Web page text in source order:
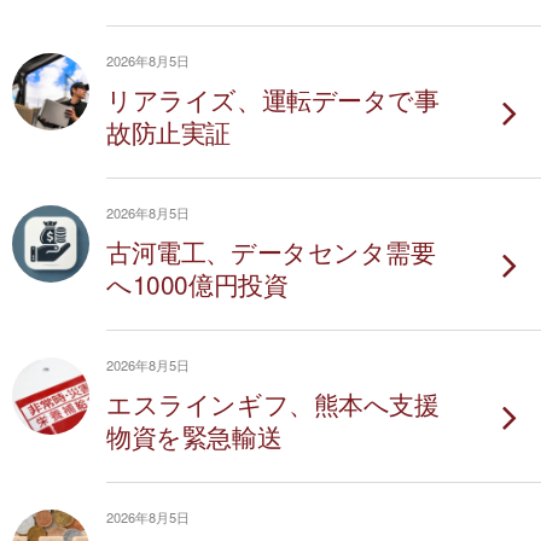
2026年8月5日
リアライズ、運転データで事
故防止実証
2026年8月5日
古河電工、データセンタ需要
へ1000億円投資
2026年8月5日
エスラインギフ、熊本へ支援
物資を緊急輸送
2026年8月5日